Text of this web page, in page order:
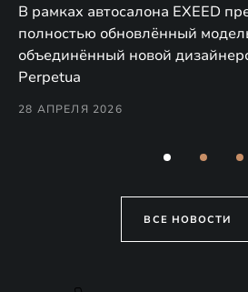
В рамках автосалона EXEED
полностью обновлённый
объединённый новой
Perpetua
28 АПРЕЛЯ 2026
ВСЕ НОВОСТИ